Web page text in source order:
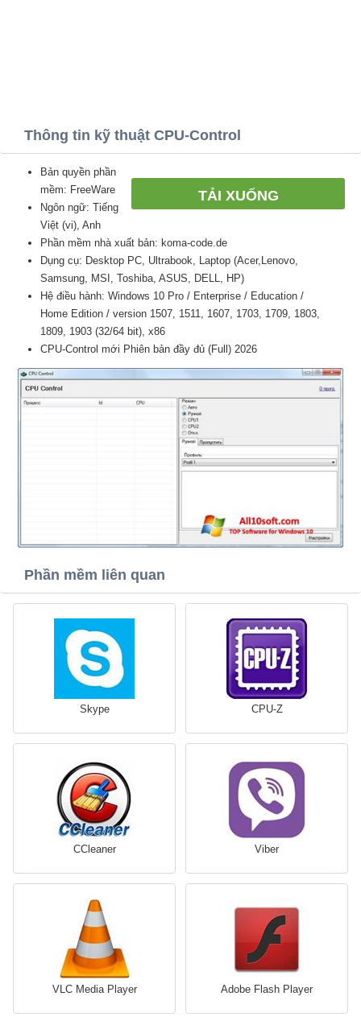
Thông tin kỹ thuật CPU-Control
TẢI XUỐNG
Bản quyền phần
mềm: FreeWare
Ngôn ngữ: Tiếng
Việt (vi), Anh
Phần mềm nhà xuất bản: koma-code.de
Dụng cụ: Desktop PC, Ultrabook, Laptop (Acer,Lenovo,
Samsung, MSI, Toshiba, ASUS, DELL, HP)
Hệ điều hành: Windows 10 Pro / Enterprise / Education /
Home Edition / version 1507, 1511, 1607, 1703, 1709, 1803,
1809, 1903 (32/64 bit), x86
CPU-Control mới Phiên bản đầy đủ (Full) 2026
Phần mềm liên quan
Skype CPU-Z
CCleaner Viber
VLC Media Player Adobe Flash Player